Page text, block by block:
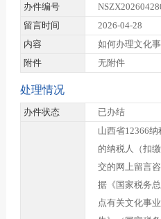
办件编号
留言时间
2026-04-28
内容
如何办理文化
附件
无附件
处理情况
办件状态 已办结
山西省12366
的纳税人（扣
交的网上留言
据《国家税务
点有关文化事